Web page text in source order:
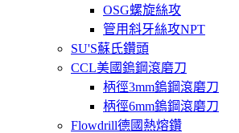
OSG螺旋絲攻
管用斜牙絲攻NPT
SU'S蘇氏鑽頭
CCL美國鎢鋼滾磨刀
柄徑3mm鎢鋼滾磨刀
柄徑6mm鎢鋼滾磨刀
Flowdrill德國熱熔鑽